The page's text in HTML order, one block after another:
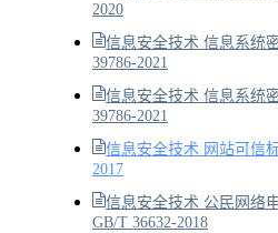
2020
信息安全技术 信息系统
39786-2021
信息安全技术 信息系统
39786-2021
信息安全技术 网站可信
2017
信息安全技术 公民网络
GB/T 36632-2018